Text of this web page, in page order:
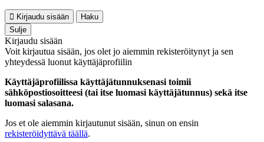
Kirjaudu sisään
Haku
Sulje
Kirjaudu sisään
Voit kirjautua sisään, jos olet jo aiemmin rekisteröitynyt ja sen
yhteydessä luonut käyttäjäprofiilin
Käyttäjäprofiilissa käyttäjätunnuksenasi toimii
sähköpostiosoitteesi (tai itse luomasi käyttäjätunnus) sekä itse
luomasi salasana.
Jos et ole aiemmin kirjautunut sisään, sinun on ensin
rekisteröidyttävä täällä.